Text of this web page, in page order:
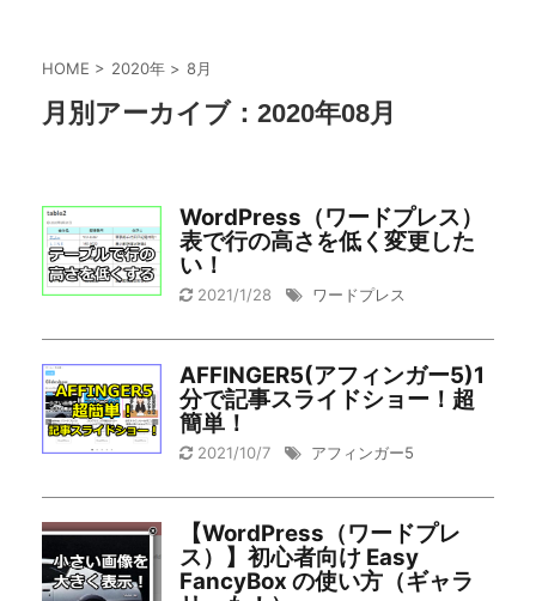
HOME > 2020年 > 8月
月別アーカイブ：2020年08月
WordPress（ワードプレス）
表で行の高さを低く変更した
い！
2021/1/28 ワードプレス
AFFINGER5(アフィンガー5)1
分で記事スライドショー！超
簡単！
2021/10/7 アフィンガー5
【WordPress（ワードプレ
ス）】初心者向け Easy
FancyBox の使い方（ギャラ